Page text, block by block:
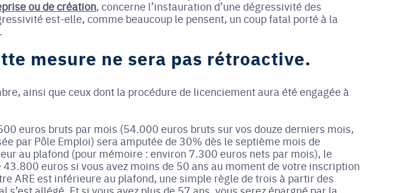
ou de création, concerne l’instauration d’une dégressivité des
est-elle, comme beaucoup le pensent, un coup fatal porté à la
mesure ne sera pas rétroactive.
ainsi que ceux dont la procédure de licenciement aura été engagée à
euros bruts par mois (54.000 euros bruts sur vos douze derniers mois,
par Pôle Emploi) sera amputée de 30% dès le septième mois de
au plafond (pour mémoire : environ 7.300 euros nets par mois), le
euros si vous avez moins de 50 ans au moment de votre inscription
ARE est inférieure au plafond, une simple règle de trois à partir des